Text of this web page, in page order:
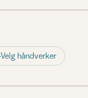
Velg håndverker